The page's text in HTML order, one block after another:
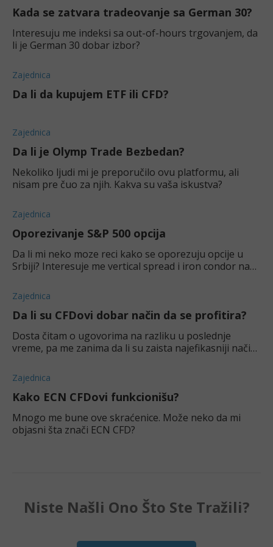
Kada se zatvara tradeovanje sa German 30?
Interesuju me indeksi sa out-of-hours trgovanjem, da
li je German 30 dobar izbor?
Zajednica
Da li da kupujem ETF ili CFD?
Zajednica
Da li je Olymp Trade Bezbedan?
Nekoliko ljudi mi je preporučilo ovu platformu, ali
nisam pre čuo za njih. Kakva su vaša iskustva?
Zajednica
Oporezivanje S&P 500 opcija
Da li mi neko moze reci kako se oporezuju opcije u
Srbiji? Interesuje me vertical spread i iron condor na
profita short opcija pa se oporezuje s
Zajednica
Da li su CFDovi dobar način da se profitira?
Dosta čitam o ugovorima na razliku u poslednje
vreme, pa me zanima da li su zaista najefikasniji način
Zajednica
Kako ECN CFDovi funkcionišu?
Mnogo me bune ove skraćenice. Može neko da mi
objasni šta znači ECN CFD?
Niste Našli Ono Što Ste Tražili?